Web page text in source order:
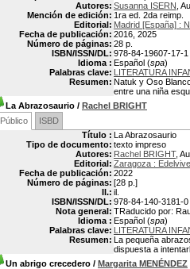
Autores: Susanna ISERN ,
Mención de edición: 1ra ed. 2da reimp.
Editorial: Madrid [España] :
Fecha de publicación: 2016, 2025
Número de páginas: 28 p.
ISBN/ISSN/DL: 978-84-19607-17-1
Idioma : Español (spa)
Palabras clave: LITERATURA
Resumen: Natuk y Oso
entre una niña
La Abrazosaurio / Rachel BRIGHT
Público
ISBD
Título : La Abrazosaurio
Tipo de documento: texto impreso
Autores: Rachel BRIGHT,
Editorial: Zaragoza :
Fecha de publicación: 2022
Número de páginas: [28 p.]
Il.: il.
ISBN/ISSN/DL: 978-84-140-3181-0
Nota general: TRaducido por:
Idioma : Español (spa)
Palabras clave: LITERATURA
Resumen: La pequeña
dispuesta a
Un abrigo crecedero / Margarita MENÉNDEZ